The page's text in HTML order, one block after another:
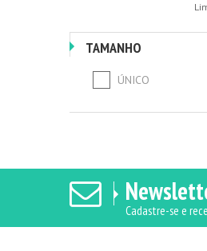
TAMANHO
ÚNICO
Cadastre-se e